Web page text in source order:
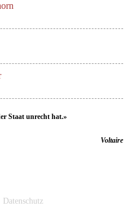
Staat unrecht hat.»
Voltaire
Datenschutz